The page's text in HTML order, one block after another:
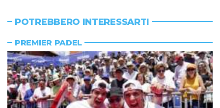
POTREBBERO INTERESSARTI
PREMIER PADEL